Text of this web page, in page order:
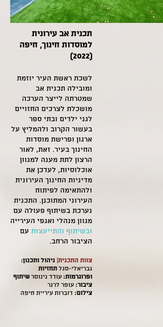
תכנית אב עירונית
למוסדות חינוך, חיפה
(2022)
לשכת ראשת העיר יוזמת
ומובילה תכנית אב
שמטרתה לייצר הערכה
מושכלת לצרכים החזויים
לגני ילדים ובתי ספר
בעשור הקרוב ולהמליץ על
ארגון ופרישת מוסדות
החינוך בעיר. זאת, לאור
הרצון לתת מענה למגוון
אוכלוסיות, לעדכן את
מדיניות החינוך העירונית
ולהתאימה לפיתוח
העירוני המתוכנן. התכנית
נערכת בשיתוף פעולה עם
מגוון מנהלי ואגפי העירייה
ובשיתוף והתייעצות עם
הציבור הרחב.
צוות התכנית| ניהול ותכנון:
גבריאלי-סגל תחזיות
ופרוגרמות: עודד גינוסר שיתוף
ציבור: עופר לרנר
צילום: דוברות עיריית חיפה